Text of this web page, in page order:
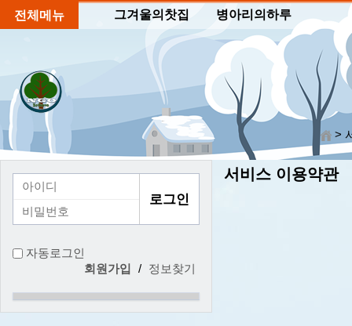
전체메뉴 그겨울의찻집 병아리의하루
>
서비스 이용약관
자동로그인
회원가입
/ 정보찾기